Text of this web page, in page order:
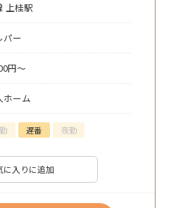
上桂駅
パー
円～
ホーム
遅番 夜勤
に入りに追加